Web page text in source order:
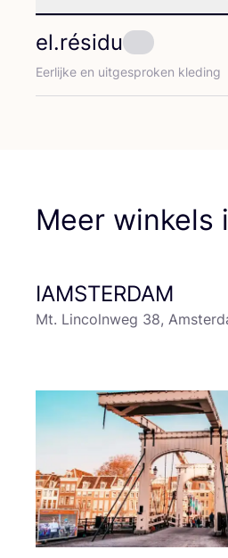
el.résidu
Eer­lij­ke en uit­ge­spro­ken kleding
Meer winkels
IAMSTERDAM
Mt. Lincolnweg 38,